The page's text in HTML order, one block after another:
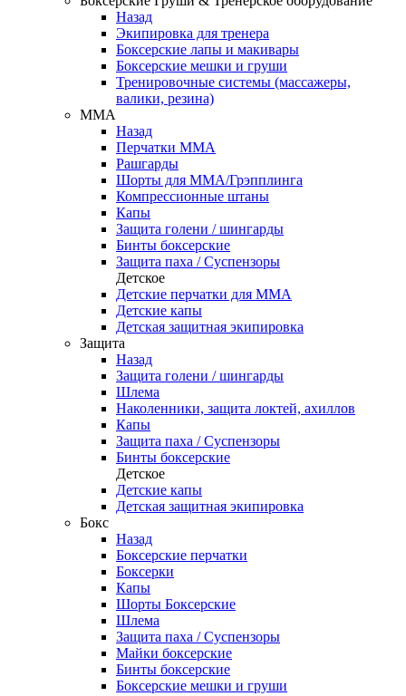
Назад
Экипировка для тренера
Боксерские лапы и макивары
Боксерские мешки и груши
Тренировочные системы (массажеры,
валики, резина)
ММА
Назад
Перчатки ММА
Рашгарды
Шорты для ММА/Грэпплинга
Компрессионные штаны
Капы
Защита голени / шингарды
Бинты боксерские
Защита паха / Суспензоры
Детское
Детские перчатки для ММА
Детские капы
Детская защитная экипировка
Защита
Назад
Защита голени / шингарды
Шлема
Наколенники, защита локтей, ахиллов
Капы
Защита паха / Суспензоры
Бинты боксерские
Детское
Детские капы
Детская защитная экипировка
Бокс
Назад
Боксерские перчатки
Боксерки
Капы
Шорты Боксерские
Шлема
Защита паха / Суспензоры
Майки боксерские
Бинты боксерские
Боксерские мешки и груши